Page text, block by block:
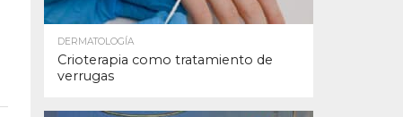
DERMATOLOGÍA
Crioterapia como tratamiento de
verrugas